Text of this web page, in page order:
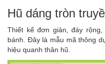
Hũ dáng tròn
Thiết kế đơn giản, đáy
bánh. Đây là mẫu mã thông
hiệu quanh thân hũ.